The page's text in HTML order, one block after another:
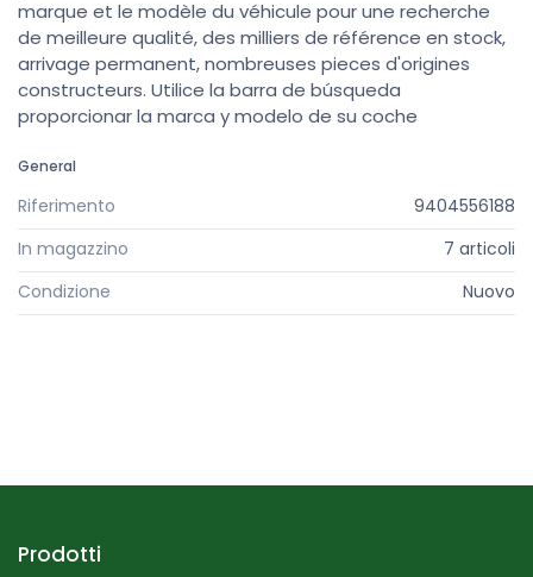
marque et le modèle du véhicule pour une recherche
de meilleure qualité, des milliers de référence en stock,
arrivage permanent, nombreuses pieces d'origines
constructeurs. Utilice la barra de búsqueda
proporcionar la marca y modelo de su coche
General
Riferimento
9404556188
In magazzino
7 articoli
Condizione
Nuovo
Prodotti